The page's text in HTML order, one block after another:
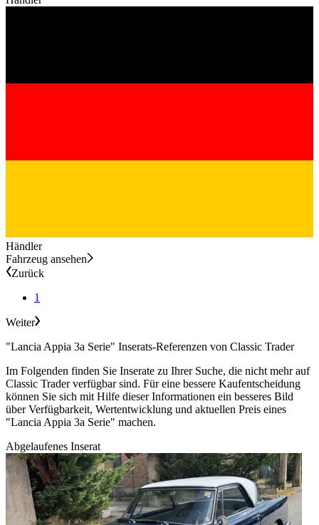
Händler
Fahrzeug ansehen
Zurück
1
Weiter
"Lancia Appia 3a Serie" Inserats-Referenzen von Classic Trader
Im Folgenden finden Sie Inserate zu Ihrer Suche, die nicht mehr auf
Classic Trader verfügbar sind. Für eine bessere Kaufentscheidung
können Sie sich mit Hilfe dieser Informationen ein besseres Bild
über Verfügbarkeit, Wertentwicklung und aktuellen Preis eines
"Lancia Appia 3a Serie" machen.
Abgelaufenes Inserat